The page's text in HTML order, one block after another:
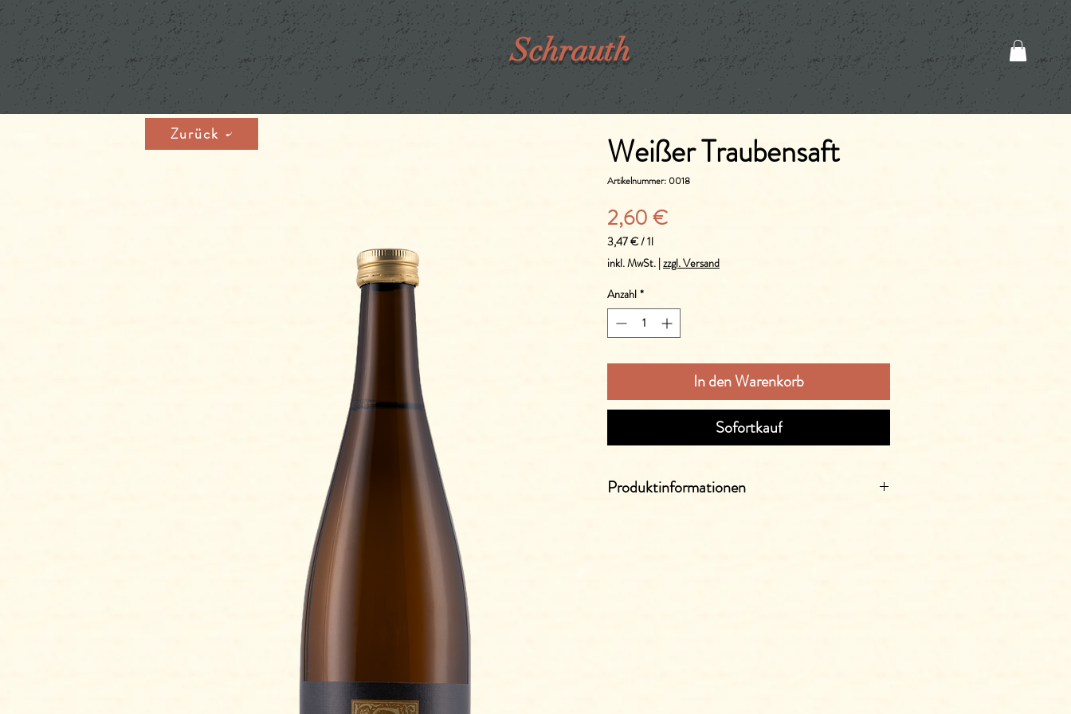
Schrauth
Weißer Traubensaft
Artikelnummer: 0018
2,60 €Preis
3,47 €/1l
3,47 €
pro
1
Liter
inkl. MwSt. |zzgl. Versand
Anzahl *
In den Warenkorb
Sofortkauf
Produktinformationen
Zurück